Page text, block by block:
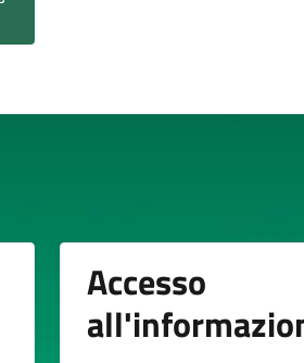
Accesso